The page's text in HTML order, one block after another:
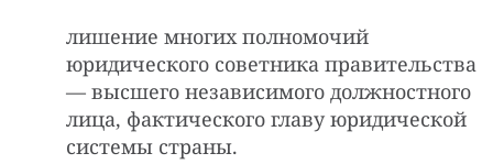
лишение многих полномочий
юридического советника правительства
— высшего независимого должностного
лица, фактического главу юридической
системы страны.